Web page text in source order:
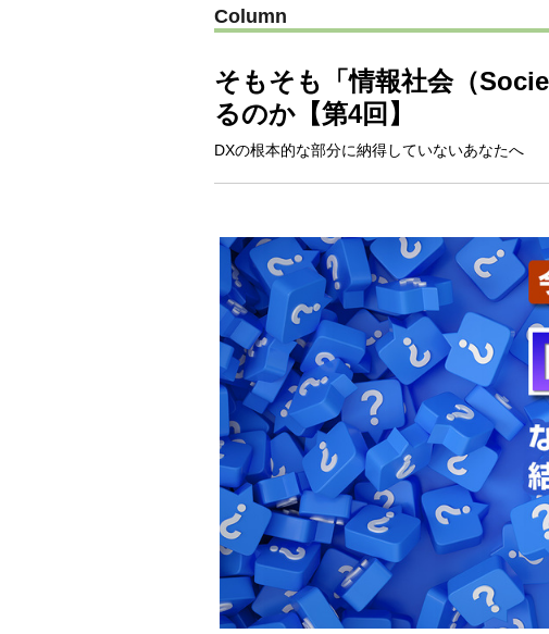
Column
そもそも「情報社会（
るのか【第4回】
DXの根本的な部分に納得していないあなたへ